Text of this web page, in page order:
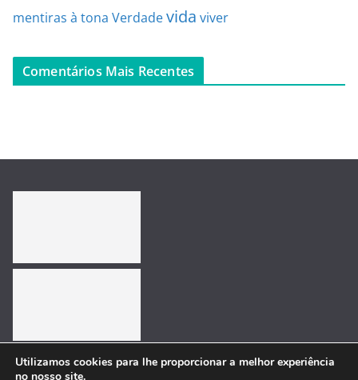
mentiras à tona Verdadevida viver
Comentários Mais Recentes
Utilizamos cookies para lhe proporcionar a melhor experiência
no nosso site.